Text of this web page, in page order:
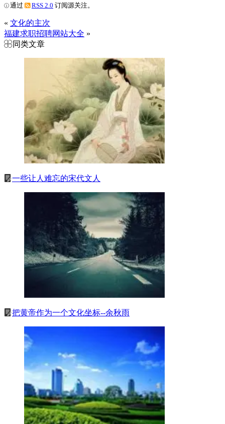
通过
RSS 2.0 订阅源关注。
« 文化的主次
福建求职招聘网站大全 »
同类文章
一些让人难忘的宋代文人
把黄帝作为一个文化坐标--余秋雨